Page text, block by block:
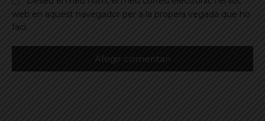
web en aquest navegador per a la propera vegada que ho
faci.